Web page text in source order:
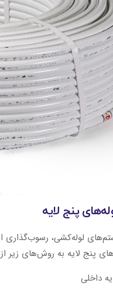
پنج لایه
لوله‌کشی، رسوب‌گذاری
پنج لایه به روش‌های زیر
داخلی